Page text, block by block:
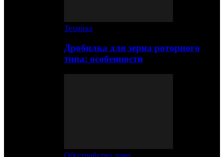
Техника
Дробилка для зерна роторного
типа: особенности
Обустройство дома